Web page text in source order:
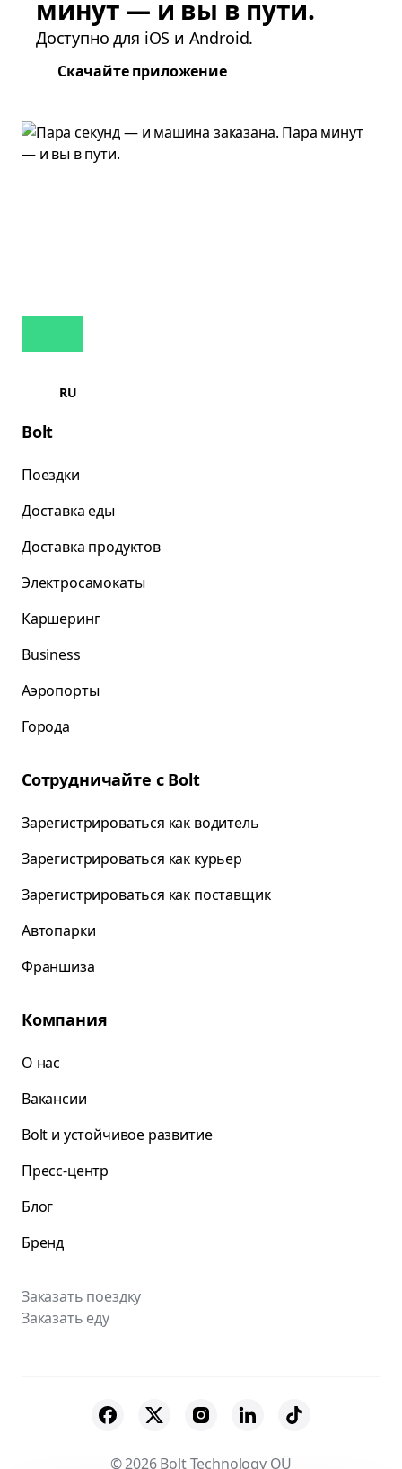
минут — и вы в пути.
Доступно для iOS и Android.
Скачайте приложение
RU
Bolt
Поездки
Доставка еды
Доставка продуктов
Электросамокаты
Каршеринг
Business
Аэропорты
Города
Сотрудничайте с Bolt
Зарегистрироваться как водитель
Зарегистрироваться как курьер
Зарегистрироваться как поставщик
Автопарки
Франшиза
Компания
О нас
Вакансии
Bolt и устойчивое развитие
Пресс-центр
Блог
Бренд
Заказать поездку
Заказать еду
© 2026 Bolt Technology OÜ